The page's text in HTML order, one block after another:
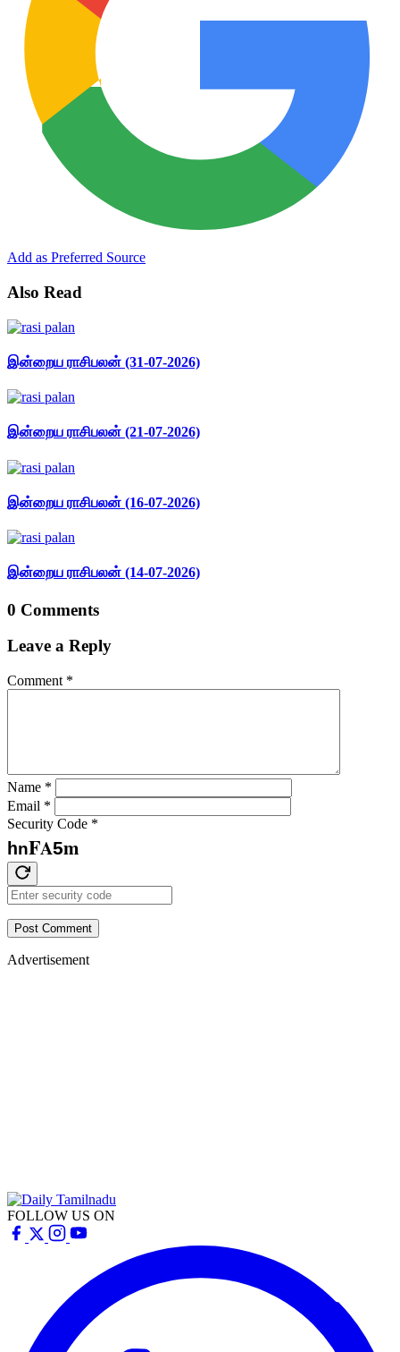
Add as Preferred Source
Also Read
இன்றைய ராசிபலன் (31-07-2026)
இன்றைய ராசிபலன் (21-07-2026)
இன்றைய ராசிபலன் (16-07-2026)
இன்றைய ராசிபலன் (14-07-2026)
0 Comments
Leave a Reply
Comment *
Name *
Email *
Security Code *
hnFA5m
Post Comment
Advertisement
FOLLOW US ON